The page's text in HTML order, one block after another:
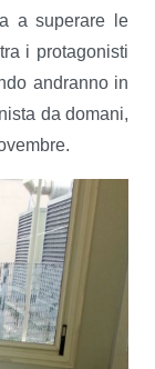
a superare le
i protagonisti
andranno in
da domani,